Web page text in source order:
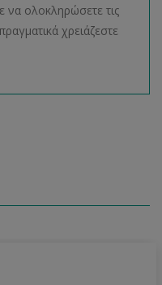
ολοκληρώσετε τις
χρειάζεστε